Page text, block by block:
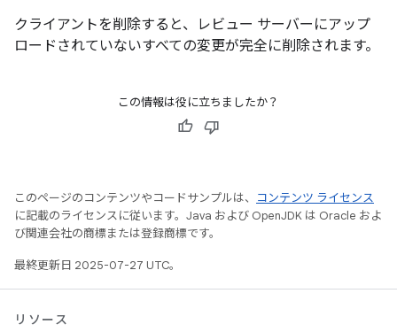
クライアントを削除すると、レビュー サーバーにアップ
ロードされていないすべての変更が完全に削除されます。
この情報は役に立ちましたか？
このページのコンテンツやコードサンプルは、
コンテンツ ライセンス
に記載のライセンスに従います。Java および OpenJDK は Oracle およ
び関連会社の商標または登録商標です。
最終更新日 2025-07-27 UTC。
リソース